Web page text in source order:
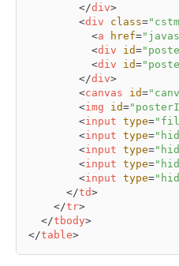
</div>
<div class=
<a href=
<div id=
<div id=
</div>
<canvas id=
<img id=
<input type=
<input type=
<input type=
<input type=
<input type=
</td>
</tr>
</tbody>
</table>